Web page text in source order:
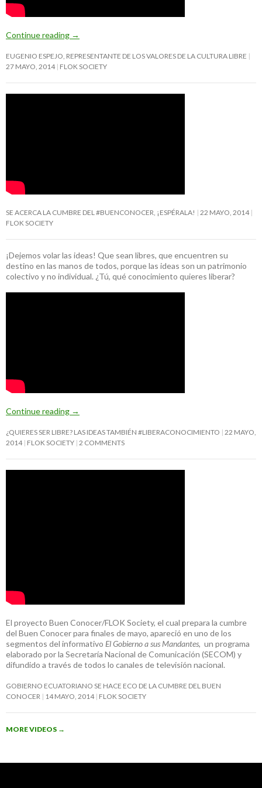
Continue reading →
EUGENIO ESPEJO, REPRESENTANTE DE LOS VALORES DE LA CULTURA LIBRE
27 MAYO, 2014 FLOK SOCIETY
SE ACERCA LA CUMBRE DEL #BUENCONOCER, ¡ESPÉRALA!
22 MAYO, 2014
FLOK SOCIETY
¡Dejemos volar las ideas! Que sean libres, que encuentren su
destino en las manos de todos, porque las ideas son un patrimonio
colectivo y no individual. ¿Tú, qué conocimiento quieres liberar?
Continue reading →
¿QUIERES SER LIBRE? LAS IDEAS TAMBIÉN #LIBERACONOCIMIENTO 22 MAYO,
2014 FLOK SOCIETY 2 COMMENTS
El proyecto Buen Conocer/FLOK Society, el cual prepara la cumbre
del Buen Conocer para finales de mayo, apareció en uno de los
segmentos del informativo El Gobierno a sus Mandantes, un programa
elaborado por la Secretaría Nacional de Comunicación (SECOM) y
difundido a través de todos lo canales de televisión nacional.
GOBIERNO ECUATORIANO SE HACE ECO DE LA CUMBRE DEL BUEN
CONOCER
14 MAYO, 2014 FLOK SOCIETY
MORE VIDEOS →